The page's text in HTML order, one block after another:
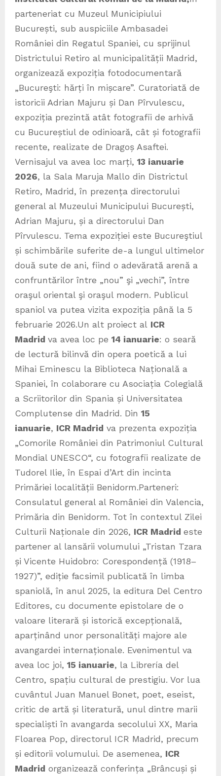
parteneriat cu Muzeul Municipiului
București, sub auspiciile Ambasadei
României din Regatul Spaniei, cu sprijinul
Districtului Retiro al municipalității Madrid,
organizează expoziția fotodocumentară
„Bucureşti: hărți în mișcare”. Curatoriată de
istoricii Adrian Majuru și Dan Pîrvulescu,
expoziția prezintă atât fotografii de arhivă
cu Bucureștiul de odinioară, cât și fotografii
recente, realizate de Dragoș Asaftei.
Vernisajul va avea loc marți, 13 ianuarie
2026, la Sala Maruja Mallo din Districtul
Retiro, Madrid, în prezența directorului
general al Muzeului Municipului București,
Adrian Majuru, și a directorului Dan
Pîrvulescu. Tema expoziției este Bucureştiul
și schimbările suferite de-a lungul ultimelor
două sute de ani, fiind o adevărată arenă a
confruntărilor între „nou” şi „vechi”, între
oraşul oriental şi oraşul modern. Publicul
spaniol va putea vizita expoziția până la 5
februarie 2026.Un alt proiect al ICR
Madrid va avea loc pe 14 ianuarie: o seară
de lectură bilinvă din opera poetică a lui
Mihai Eminescu la Biblioteca Națională a
Spaniei, în colaborare cu Asociația Colegială
a Scriitorilor din Spania și Universitatea
Complutense din Madrid. Din 15
ianuarie, ICR Madrid va prezenta expoziția
„Comorile României din Patrimoniul Cultural
Mondial UNESCO“, cu fotografii realizate de
Tudorel Ilie, în Espai d’Art din incinta
Primăriei localității Benidorm.Parteneri:
Consulatul general al României din Valencia,
Primăria din Benidorm. Tot în contextul Zilei
Culturii Naționale din 2026, ICR Madrid este
partener al lansării volumului „Tristan Tzara
și Vicente Huidobro: Corespondență (1918–
1927)”, ediție facsimil publicată în limba
spaniolă, în anul 2025, la editura Del Centro
Editores, cu documente epistolare de o
valoare literară și istorică excepțională,
aparținând unor personalități majore ale
avangardei internaționale. Evenimentul va
avea loc joi, 15 ianuarie, la Librería del
Centro, spațiu cultural de prestigiu. Vor lua
cuvântul Juan Manuel Bonet, poet, eseist,
critic de artă și literatură, unul dintre marii
specialiști în avangarda secolului XX, Maria
Floarea Pop, directorul ICR Madrid, precum
și editorii volumului. De asemenea, ICR
Madrid organizează conferința „Brâncuși și